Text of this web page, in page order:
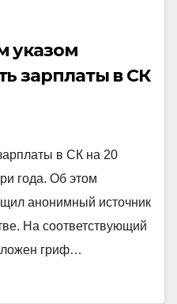
указом
зарплаты в СК
в СК на 20
года. Об этом
анонимный источник
На соответствующий
гриф…